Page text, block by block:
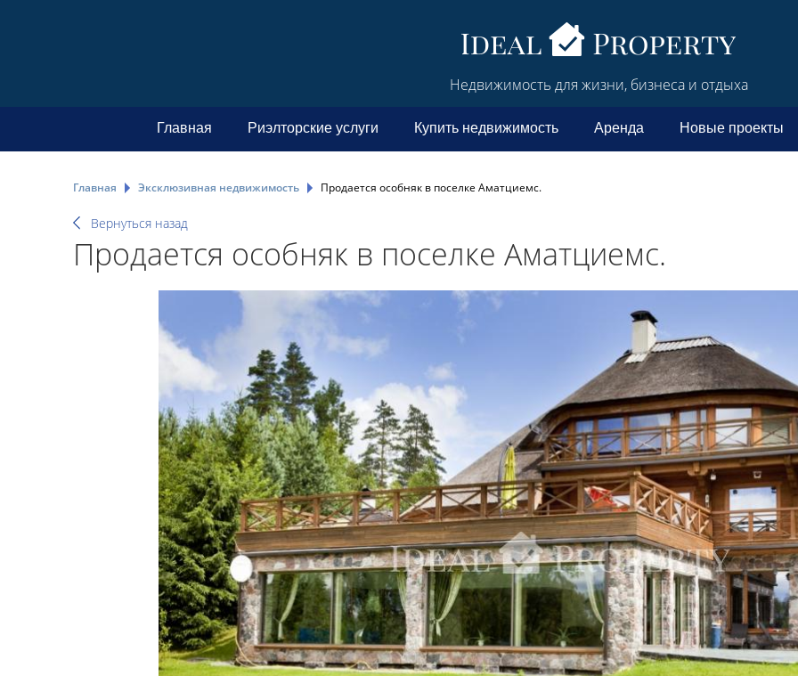
Недвижимость для жизни, бизнеса и отдыха
Главная Риэлторские услуги Купить недвижимость Аренда Новые проекты
Главная Эксклюзивная недвижимость Продается особняк в поселке Аматциемс.
Вернуться назад
Продается особняк в поселке Аматциемс.